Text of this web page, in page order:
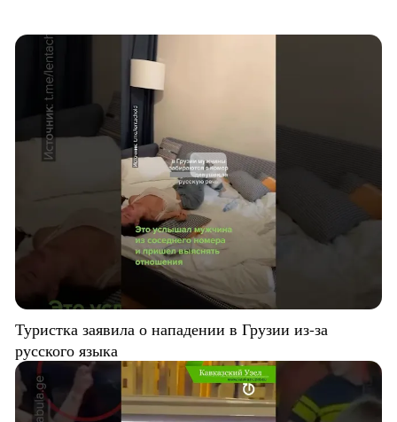
Туристка заявила о нападении в Грузии из-за
русского языка